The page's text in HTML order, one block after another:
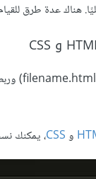
هناك عدة طرق
وCSS، يمكنك